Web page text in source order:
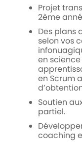
Projet
2ème
Des plans
selon vos
en
en Scrum
Soutien
partiel.
coaching